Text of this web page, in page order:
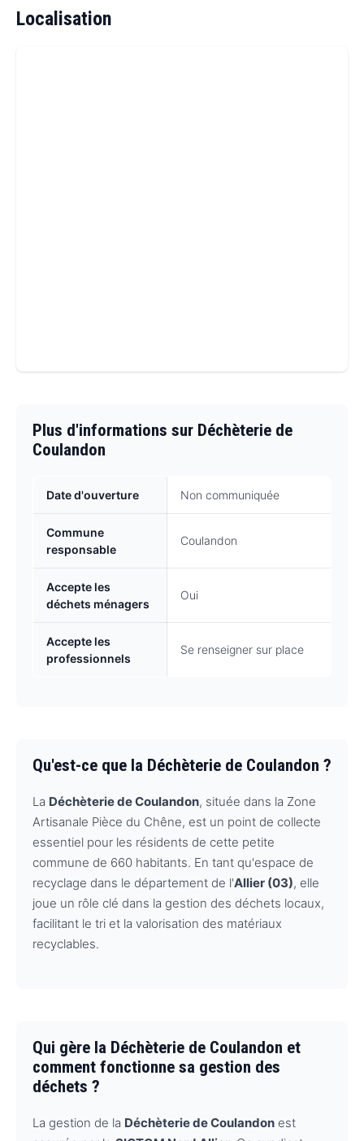
Localisation
Plus d'informations sur Déchèterie de
Coulandon
Date d'ouverture Non communiquée
Commune
responsable
Coulandon
Accepte les
déchets ménagers
Oui
Accepte les
professionnels
Se renseigner sur place
Qu'est-ce que la Déchèterie de Coulandon ?
La Déchèterie de Coulandon, située dans la Zone
Artisanale Pièce du Chêne, est un point de collecte
essentiel pour les résidents de cette petite
commune de 660 habitants. En tant qu'espace de
recyclage dans le département de l'Allier (03), elle
joue un rôle clé dans la gestion des déchets locaux,
facilitant le tri et la valorisation des matériaux
recyclables.
Qui gère la Déchèterie de Coulandon et
comment fonctionne sa gestion des
déchets ?
La gestion de la Déchèterie de Coulandon est